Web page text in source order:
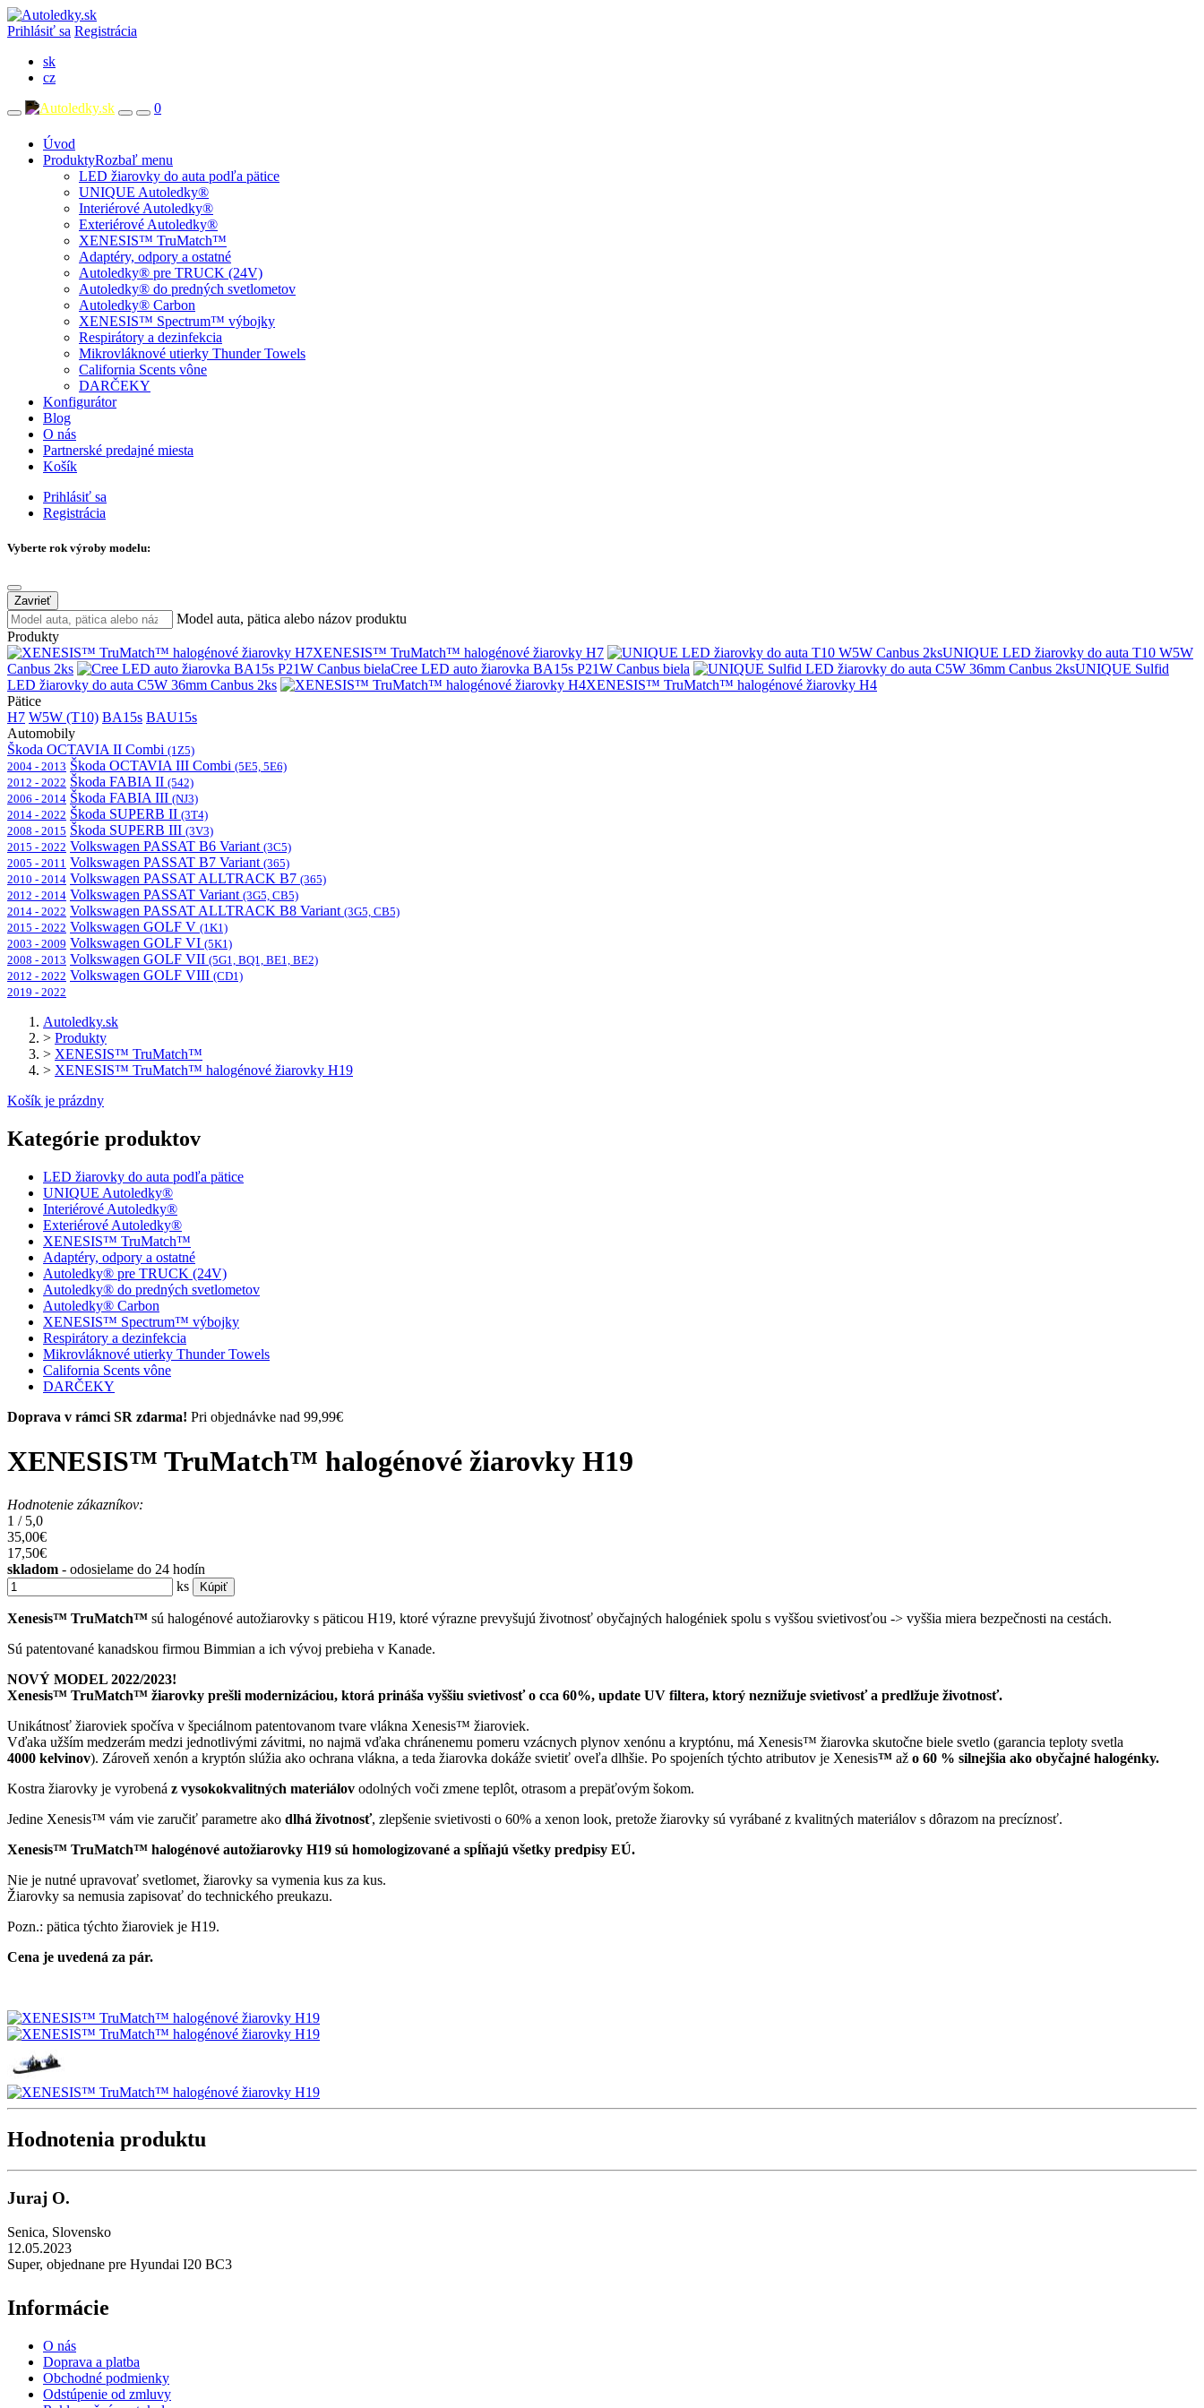
Prihlásiť sa Registrácia
sk
cz
0
Úvod
ProduktyRozbaľ menu
LED žiarovky do auta podľa pätice
UNIQUE Autoledky®
Interiérové Autoledky®
Exteriérové Autoledky®
XENESIS™ TruMatch™
Adaptéry, odpory a ostatné
Autoledky® pre TRUCK (24V)
Autoledky® do predných svetlometov
Autoledky® Carbon
XENESIS™ Spectrum™ výbojky
Respirátory a dezinfekcia
Mikrovláknové utierky Thunder Towels
California Scents vône
DARČEKY
Konfigurátor
Blog
O nás
Partnerské predajné miesta
Košík
Prihlásiť sa
Registrácia
Vyberte rok výroby modelu:
Zavrieť
Model auta, pätica alebo názov produktu
Produkty
XENESIS™ TruMatch™ halogénové žiarovky H7
UNIQUE LED žiarovky do auta T10 W5W
Canbus 2ks
Cree LED auto žiarovka BA15s P21W Canbus biela
UNIQUE Sulfid
LED žiarovky do auta C5W 36mm Canbus 2ks
XENESIS™ TruMatch™ halogénové žiarovky H4
Pätice
H7 W5W (T10) BA15s BAU15s
Automobily
Škoda OCTAVIA II Combi (1Z5)
2004 - 2013 Škoda OCTAVIA III Combi (5E5, 5E6)
2012 - 2022 Škoda FABIA II (542)
2006 - 2014 Škoda FABIA III (NJ3)
2014 - 2022 Škoda SUPERB II (3T4)
2008 - 2015 Škoda SUPERB III (3V3)
2015 - 2022 Volkswagen PASSAT B6 Variant (3C5)
2005 - 2011 Volkswagen PASSAT B7 Variant (365)
2010 - 2014 Volkswagen PASSAT ALLTRACK B7 (365)
2012 - 2014 Volkswagen PASSAT Variant (3G5, CB5)
2014 - 2022 Volkswagen PASSAT ALLTRACK B8 Variant (3G5, CB5)
2015 - 2022 Volkswagen GOLF V (1K1)
2003 - 2009 Volkswagen GOLF VI (5K1)
2008 - 2013 Volkswagen GOLF VII (5G1, BQ1, BE1, BE2)
2012 - 2022 Volkswagen GOLF VIII (CD1)
2019 - 2022
Autoledky.sk
> Produkty
> XENESIS™ TruMatch™
> XENESIS™ TruMatch™ halogénové žiarovky H19
Košík je prázdny
Kategórie produktov
LED žiarovky do auta podľa pätice
UNIQUE Autoledky®
Interiérové Autoledky®
Exteriérové Autoledky®
XENESIS™ TruMatch™
Adaptéry, odpory a ostatné
Autoledky® pre TRUCK (24V)
Autoledky® do predných svetlometov
Autoledky® Carbon
XENESIS™ Spectrum™ výbojky
Respirátory a dezinfekcia
Mikrovláknové utierky Thunder Towels
California Scents vône
DARČEKY
Doprava v rámci SR zdarma! Pri objednávke nad 99,99€
XENESIS™ TruMatch™ halogénové žiarovky H19
Hodnotenie zákazníkov:
1 / 5,0
35,00€
17,50€
skladom - odosielame do 24 hodín
ks
Kúpiť
Xenesis™ TruMatch™ sú halogénové autožiarovky s päticou H19, ktoré výrazne prevyšujú životnosť obyčajných halogéniek spolu s vyššou svietivosťou -> vyššia miera bezpečnosti na cestách.
Sú patentované kanadskou firmou Bimmian a ich vývoj prebieha v Kanade.
NOVÝ MODEL 2022/2023!
Xenesis™ TruMatch™ žiarovky prešli modernizáciou, ktorá prináša vyššiu svietivosť o cca 60%, update UV filtera, ktorý neznižuje svietivosť a predlžuje životnosť.
Unikátnosť žiaroviek spočíva v špeciálnom patentovanom tvare vlákna Xenesis™ žiaroviek.
Vďaka užším medzerám medzi jednotlivými závitmi, no najmä vďaka chránenemu pomeru vzácnych plynov xenónu a kryptónu, má Xenesis™ žiarovka skutočne biele svetlo (garancia teploty svetla
4000 kelvinov). Zároveň xenón a kryptón slúžia ako ochrana vlákna, a teda žiarovka dokáže svietiť oveľa dlhšie. Po spojeních týchto atributov je Xenesis™ až o 60 % silnejšia ako obyčajné halogénky.
Kostra žiarovky je vyrobená z vysokokvalitných materiálov odolných voči zmene teplôt, otrasom a prepäťovým šokom.
Jedine Xenesis™ vám vie zaručiť parametre ako dlhá životnosť, zlepšenie svietivosti o 60% a xenon look, pretože žiarovky sú vyrábané z kvalitných materiálov s dôrazom na precíznosť.
Xenesis™ TruMatch™ halogénové autožiarovky H19 sú homologizované a spĺňajú všetky predpisy EÚ.
Nie je nutné upravovať svetlomet, žiarovky sa vymenia kus za kus.
Žiarovky sa nemusia zapisovať do technického preukazu.
Pozn.: pätica týchto žiaroviek je H19.
Cena je uvedená za pár.
Hodnotenia produktu
Juraj O.
Senica, Slovensko
12.05.2023
Super, objednane pre Hyundai I20 BC3
Informácie
O nás
Doprava a platba
Obchodné podmienky
Odstúpenie od zmluvy